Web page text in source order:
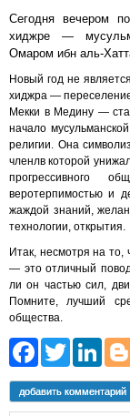
Сегодня вечером
хиджре —
Омаром ибн аль-
Новый год не
хиджра —
Мекки в Медину —
начало
религии. Она
членлв которой
прогрессивного
веротерпимостью и
жаждой знаний,
технологии, открытия.
Итак, несмотря на
— это отличный
ли он частью сил,
Помните, лучший
общества.
добавить комментарий